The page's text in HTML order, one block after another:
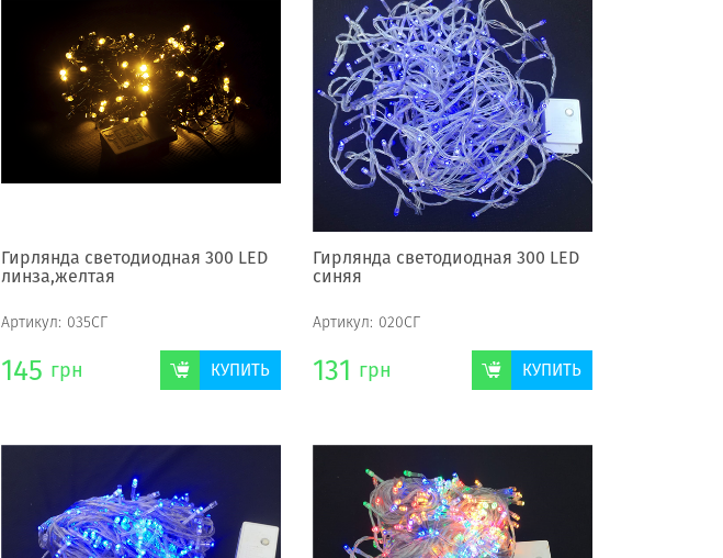
Гирлянда светодиодная 300 LED
линза,желтая
Артикул: 035СГ
145 грн КУПИТЬ
Гирлянда светодиодная 300 LED
синяя
Артикул: 020СГ
131 грн КУПИТЬ